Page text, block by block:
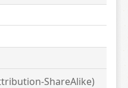
ShareAlike)